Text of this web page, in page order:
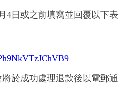
4日或之前填寫並回覆以下表
於成功處理退款後以電郵通